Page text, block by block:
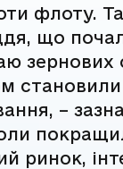
флоту.
що
зернових
становили
–
ринок,